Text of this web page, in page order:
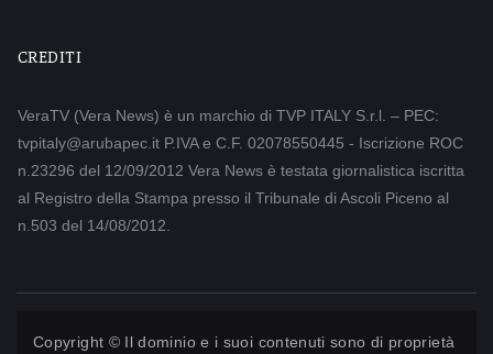
CREDITI
VeraTV (Vera News) è un marchio di TVP ITALY S.r.l. – PEC:
tvpitaly@arubapec.it P.IVA e C.F. 02078550445 - Iscrizione ROC
n.23296 del 12/09/2012 Vera News è testata giornalistica iscritta
al Registro della Stampa presso il Tribunale di Ascoli Piceno al
n.503 del 14/08/2012.
Copyright © Il dominio e i suoi contenuti sono di proprietà